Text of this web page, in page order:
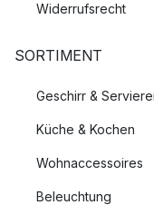
Widerrufsrecht
SORTIMENT
Geschirr &
Küche & Kochen
Wohnaccessoires
Beleuchtung